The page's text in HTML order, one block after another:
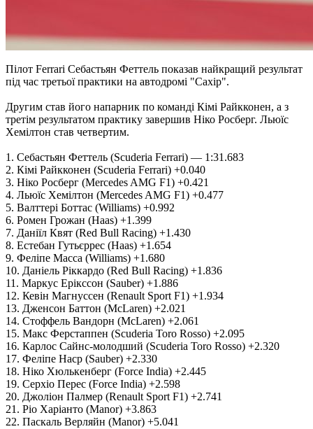
Пілот Ferrari Себастьян Феттель показав найкращий результат
під час третьої практики на автодромі "Сахір".
Другим став його напарник по команді Кімі Райкконен, а з
третім результатом практику завершив Ніко Росберг. Льюїс
Хемілтон став четвертим.
1. Себастьян Феттель (Scuderia Ferrari) — 1:31.683
2. Кімі Райкконен (Scuderia Ferrari) +0.040
3. Ніко Росберг (Mercedes AMG F1) +0.421
4. Льюїс Хемілтон (Mercedes AMG F1) +0.477
5. Валттері Боттас (Williams) +0.992
6. Ромен Грожан (Haas) +1.399
7. Даніїл Квят (Red Bull Racing) +1.430
8. Естебан Гутьєррес (Haas) +1.654
9. Феліпе Масса (Williams) +1.680
10. Даніель Ріккардо (Red Bull Racing) +1.836
11. Маркус Ерікссон (Sauber) +1.886
12. Кевін Магнуссен (Renault Sport F1) +1.934
13. Дженсон Баттон (McLaren) +2.021
14. Стоффель Вандорн (McLaren) +2.061
15. Макс Ферстаппен (Scuderia Toro Rosso) +2.095
16. Карлос Сайнс-молодший (Scuderia Toro Rosso) +2.320
17. Феліпе Наср (Sauber) +2.330
18. Ніко Хюлькенберг (Force India) +2.445
19. Серхіо Перес (Force India) +2.598
20. Джоліон Палмер (Renault Sport F1) +2.741
21. Ріо Харіанто (Manor) +3.863
22. Паскаль Верляйн (Manor) +5.041